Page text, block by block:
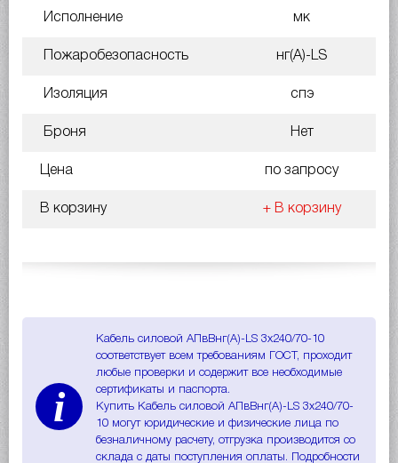
Исполнение мк
Пожаробезопасность нг(A)-LS
Изоляция спэ
Броня Нет
Цена по запросу
В корзину + В корзину
i
Кабель силовой АПвВнг(A)-LS 3х240/70-10
соответствует всем требованиям ГОСТ, проходит
любые проверки и содержит все необходимые
сертификаты и паспорта.
Купить Кабель силовой АПвВнг(A)-LS 3х240/70-
10 могут юридические и физические лица по
безналичному расчету, отгрузка производится со
склада с даты поступления оплаты. Подробности